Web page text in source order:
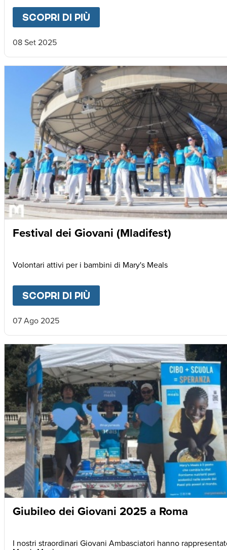
SCOPRI DI PIÙ
08 Set 2025
Festival dei Giovani (Mladifest)
Volontari attivi per i bambini di Mary's Meals
SCOPRI DI PIÙ
07 Ago 2025
Giubileo dei Giovani 2025 a Roma
I nostri straordinari Giovani Ambasciatori hanno